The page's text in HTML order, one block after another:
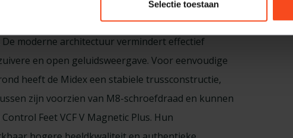
Selectie toestaan
SL midrange driver en derde generatie HHCT
moderne architectuur vermindert effectief
en open geluidsweergave. Voor eenvoudige
heeft de Midex een stabiele trussconstructie,
zijn voorzien van M8-schroefdraad en kunnen
Feet VCF V Magnetic Plus. Hun